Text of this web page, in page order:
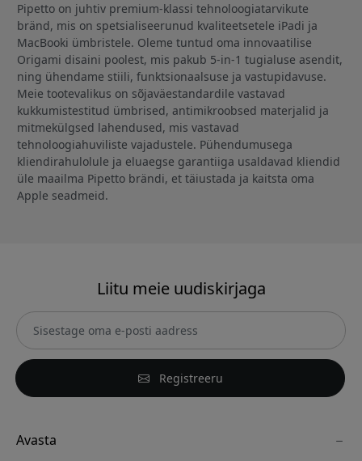
Pipetto on juhtiv premium-klassi tehnoloogiatarvikute
bränd, mis on spetsialiseerunud kvaliteetsetele iPadi ja
MacBooki ümbristele. Oleme tuntud oma innovaatilise
Origami disaini poolest, mis pakub 5-in-1 tugialuse asendit,
ning ühendame stiili, funktsionaalsuse ja vastupidavuse.
Meie tootevalikus on sõjaväestandardile vastavad
kukkumistestitud ümbrised, antimikroobsed materjalid ja
mitmekülgsed lahendused, mis vastavad
tehnoloogiahuviliste vajadustele. Pühendumusega
kliendirahulolule ja eluaegse garantiiga usaldavad kliendid
üle maailma Pipetto brändi, et täiustada ja kaitsta oma
Apple seadmeid.
Liitu meie uudiskirjaga
Registreeru
Avasta